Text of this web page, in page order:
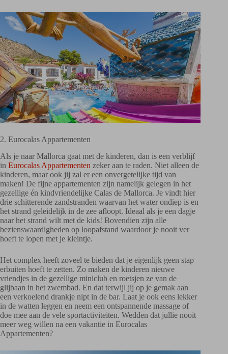
2. Eurocalas Appartementen
Als je naar Mallorca gaat met de kinderen, dan is een verblijf
in Eurocalas Appartementen zeker aan te raden. Niet alleen de
kinderen, maar ook jij zal er een onvergetelijke tijd van
maken! De fijne appartementen zijn namelijk gelegen in het
gezellige én kindvriendelijke Calas de Mallorca. Je vindt hier
drie schitterende zandstranden waarvan het water ondiep is en
het strand geleidelijk in de zee afloopt. Ideaal als je een dagje
naar het strand wilt met de kids! Bovendien zijn alle
bezienswaardigheden op loopafstand waardoor je nooit ver
hoeft te lopen met je kleintje.
Het complex heeft zoveel te bieden dat je eigenlijk geen stap
erbuiten hoeft te zetten. Zo maken de kinderen nieuwe
vriendjes in de gezellige miniclub en roetsjen ze van de
glijbaan in het zwembad. En dat terwijl jij op je gemak aan
een verkoelend drankje nipt in de bar. Laat je ook eens lekker
in de watten leggen en neem een ontspannende massage of
doe mee aan de vele sportactiviteiten. Wedden dat jullie nooit
meer weg willen na een vakantie in Eurocalas
Appartementen?